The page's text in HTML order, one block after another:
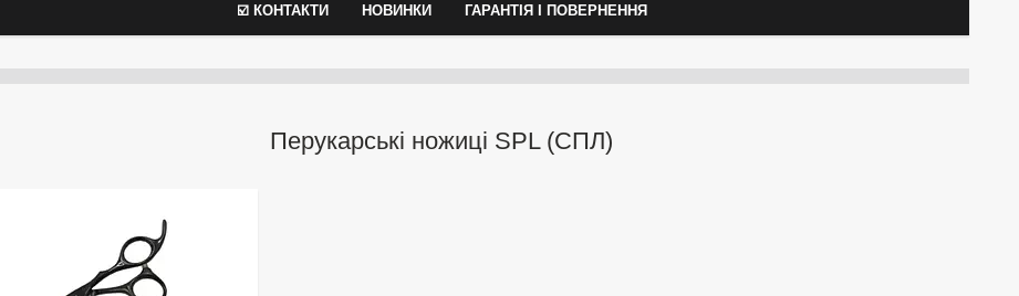
☑️ КОНТАКТИ НОВИНКИ ГАРАНТІЯ І ПОВЕРНЕННЯ
Перукарські ножиці SPL (СПЛ)